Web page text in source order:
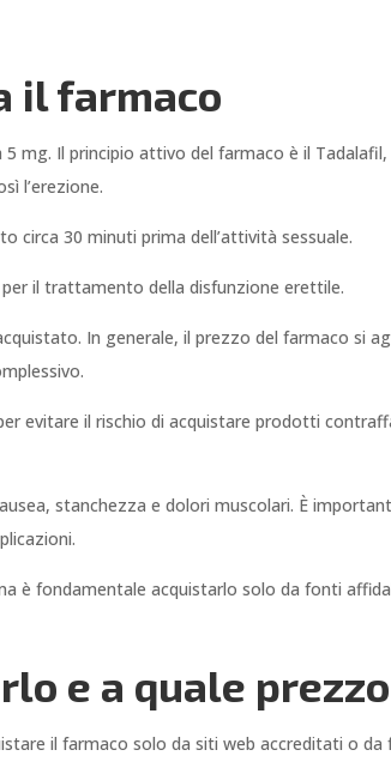
il farmaco
mg. Il principio attivo del farmaco è il Tadalafil,
l’erezione.
circa 30 minuti prima dell’attività sessuale.
il trattamento della disfunzione erettile.
In generale, il prezzo del farmaco si
evitare il rischio di acquistare prodotti
stanchezza e dolori muscolari. È
è fondamentale acquistarlo solo da fonti
e a quale prezzo
il farmaco solo da siti web accreditati o da